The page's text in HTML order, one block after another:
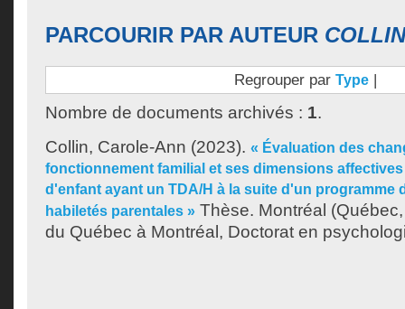
PARCOURIR PAR AUTEUR
Regrouper par Type |
Nombre de documents archivés : 1.
Collin, Carole-Ann (2023). « Évaluation des
fonctionnement familial et ses dimensions
d'enfant ayant un TDA/H à la suite d'un programme
habiletés parentales » Thèse. Montréal
du Québec à Montréal, Doctorat en